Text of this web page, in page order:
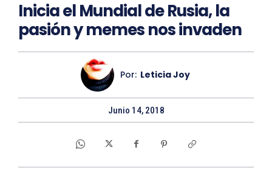
Inicia el Mundial de Rusia, la
pasión y memes nos invaden
Por: Leticia Joy
Junio 14, 2018